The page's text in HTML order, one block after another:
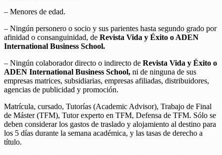
– Menores de edad.
– Ningún personero o socio y sus parientes hasta segundo grado por
afinidad o consanguinidad, de Revista Vida y Éxito o ADEN
International Business School.
– Ningún colaborador directo o indirecto de Revista Vida y Éxito o
ADEN International Business School, ni de ninguna de sus
empresas matrices, subsidiarias, empresas afiliadas, distribuidores,
agencias de publicidad y promoción.
Matrícula, cursado, Tutorías (Academic Advisor), Trabajo de Final
de Máster (TFM), Tutor experto en TFM, Defensa de TFM. Sólo se
deben considerar los gastos de traslado y alojamiento al destino para
los 5 días durante la semana académica, y las tasas de derecho a
título.